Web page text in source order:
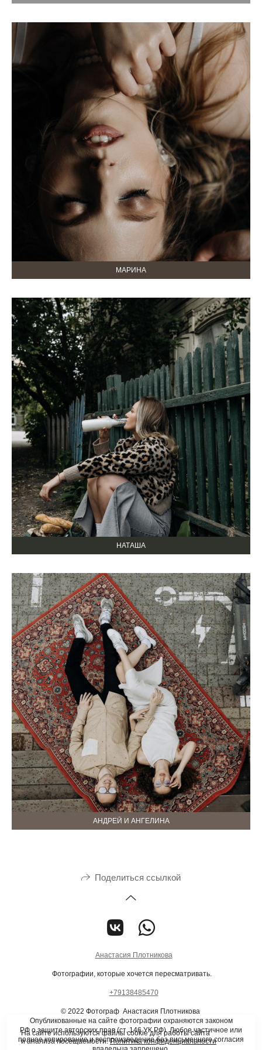
МАРИНА
НАТАША
АНДРЕЙ И АНГЕЛИНА
Поделиться ссылкой
Анастасия Плотникова
Фотографии, которые хочется пересматривать.
+79138485470
© 2022 Фотограф Анастасия Плотникова
Опубликованные на сайте фотографии охраняются законом
РФ о защите авторских прав (ст. 146 УК РФ). Любое частичное или
полное копирование и воспроизведение без письменного согласия
На сайте используются файлы cookie для работы сайта
и анализа посещаемости.Политика конфиденциальности